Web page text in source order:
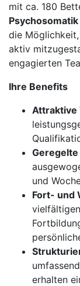
mit ca. 180
die
aktiv
engagierten
Ihre Benefits
Attraktive
und
Fort- und
erhalten